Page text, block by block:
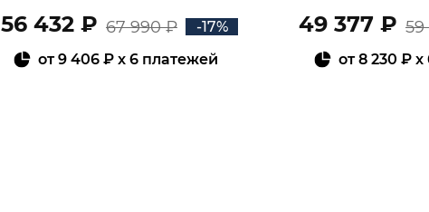
56 432 ₽ 67 990 ₽
-17%
от9 406 ₽ x 6 платежей
49 377 ₽
от8 230 ₽x